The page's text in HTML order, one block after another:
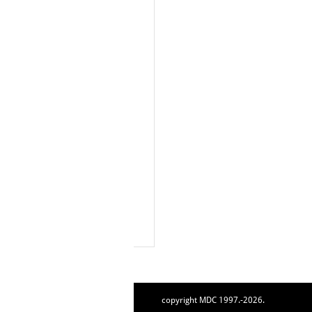
copyright MDC 1997.-2026.